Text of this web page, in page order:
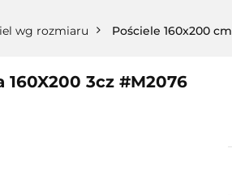
wg rozmiaru Pościele 160x200 cm
160X200 3cz #M2076